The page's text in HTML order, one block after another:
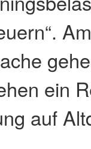
ein
auf